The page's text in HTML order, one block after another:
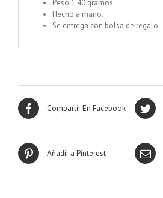
Peso 1.40 gramos.
Hecho a mano.
Se entrega con bolsa de regalo.
Compartir En Facebook
Añadir a Pinterest